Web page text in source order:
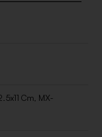
Cm, MX-